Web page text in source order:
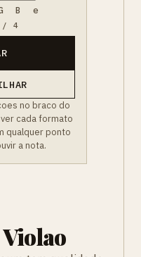
B e
/ 4
no braco do
cada formato
qualquer ponto
a nota.